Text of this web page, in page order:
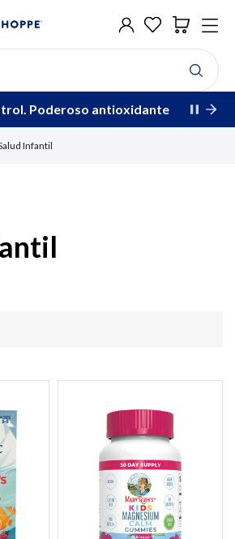
Poderoso antioxidante
Infantil